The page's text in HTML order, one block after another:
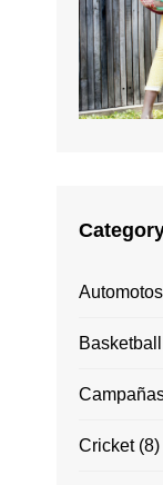
Automotos
Basketball
Cricket(8)